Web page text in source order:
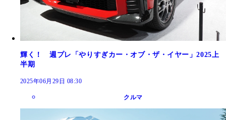
輝く！ 週プレ「やりすぎカー・オブ・ザ・イヤー」2025上
半期
2025年06月29日 08:30
クルマ